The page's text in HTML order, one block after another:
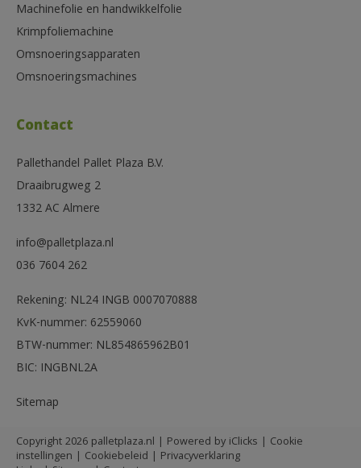
Machinefolie en handwikkelfolie
Krimpfoliemachine
Omsnoeringsapparaten
Omsnoeringsmachines
Contact
Pallethandel Pallet Plaza B.V.
Draaibrugweg 2
1332 AC Almere
info@palletplaza.nl
036 7604 262
Rekening: NL24 INGB 0007070888
KvK-nummer: 62559060
BTW-nummer: NL854865962B01
BIC: INGBNL2A
Sitemap
Copyright 2026 palletplaza.nl | Powered by iClicks | Cookie
instellingen | Cookiebeleid | Privacyverklaring